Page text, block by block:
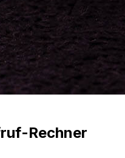
Rechner